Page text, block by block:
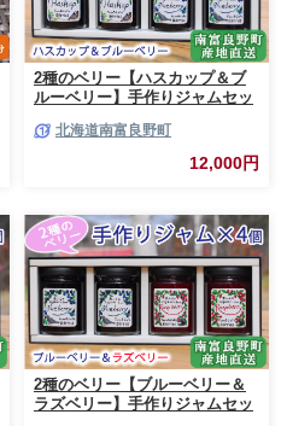
2種のベリー【ハスカップ＆ブ
ルーベリー】手作りジャムセッ
ャム ベリー ハスカップ ブルー
北海道南富良野町
12,000円
2種のベリー【ブルーベリー＆
ラズベリー】手作りジャムセッ